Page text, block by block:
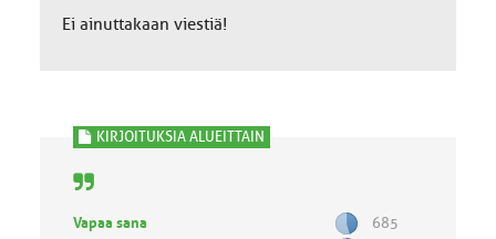
Ei ainuttakaan viestiä!
KIRJOITUKSIA ALUEITTAIN
Vapaa sana
685